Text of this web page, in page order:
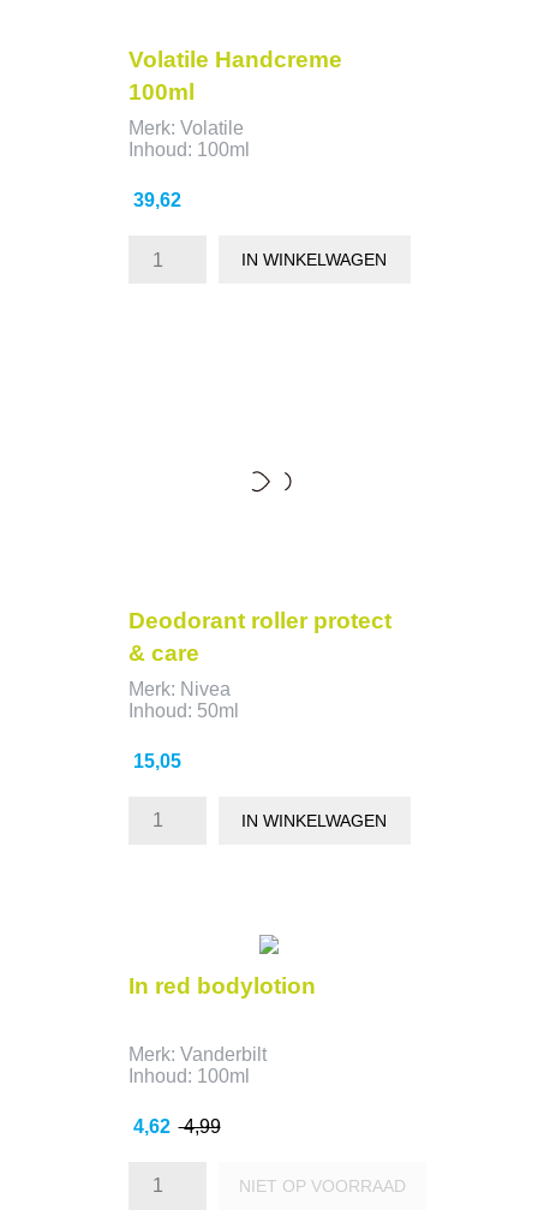
Volatile Handcreme
100ml
Merk: Volatile
Inhoud: 100ml
Prijs
39,62
IN WINKELWAGEN
Deodorant roller protect
& care
Merk: Nivea
Inhoud: 50ml
Prijs
15,05
IN WINKELWAGEN
In red bodylotion
Merk: Vanderbilt
Inhoud: 100ml
Prijs
4,62 Normale
4,99
NIET OP VOORRAAD